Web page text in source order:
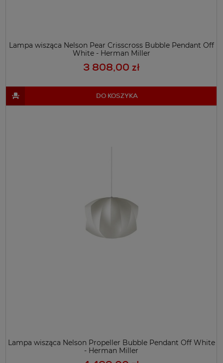
Lampa wisząca Nelson Pear Crisscross Bubble Pendant Off
White - Herman Miller
3 808,00 zł
DO KOSZYKA
Lampa wisząca Nelson Propeller Bubble Pendant Off White
- Herman Miller